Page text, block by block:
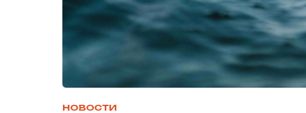
НОВОСТИ